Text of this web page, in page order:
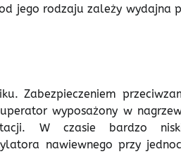
jego rodzaju zależy wydajna
Zabezpieczeniem
wyposażony w
W czasie bardzo
nawiewnego przy